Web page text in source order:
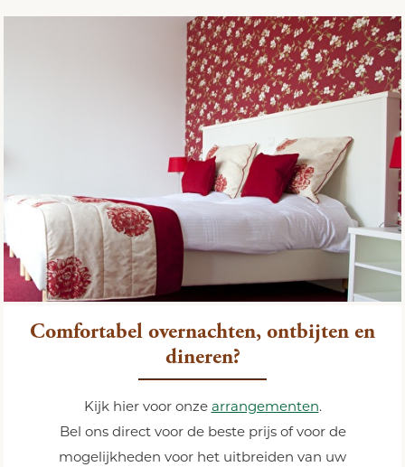
Comfortabel overnachten, ontbijten en
dineren?
Kijk hier voor onze arrangementen.
Bel ons direct voor de beste prijs of voor de
mogelijkheden voor het uitbreiden van uw